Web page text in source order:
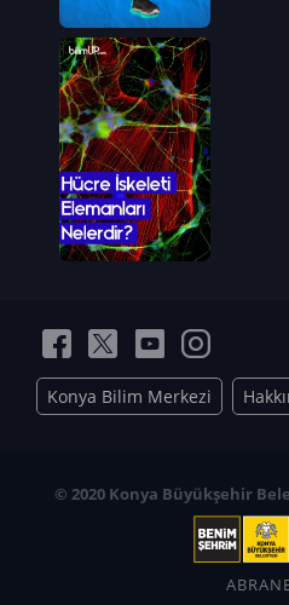
Konya Bilim Merkezi
© 2020 Konya Büyükşehir